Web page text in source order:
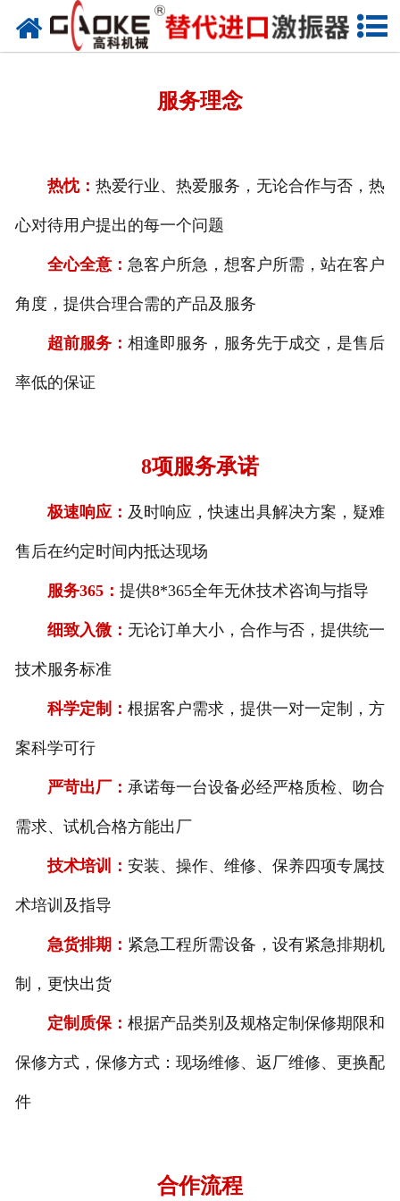
首页
服务理念
热忱： 热爱行业、热爱服务，无论合作与否，热
心对待用户提出的每一个问题
全心全意： 急客户所急，想客户所需，站在客户
角度，提供合理合需的产品及服务
超前服务： 相逢即服务，服务先于成交，是售后
率低的保证
8项服务承诺
极速响应： 及时响应，快速出具解决方案，疑难
售后在约定时间内抵达现场
服务365： 提供8*365全年无休技术咨询与指导
细致入微： 无论订单大小，合作与否，提供统一
技术服务标准
科学定制： 根据客户需求，提供一对一定制，方
案科学可行
严苛出厂： 承诺每一台设备必经严格质检、吻合
需求、试机合格方能出厂
技术培训： 安装、操作、维修、保养四项专属技
术培训及指导
急货排期： 紧急工程所需设备，设有紧急排期机
制，更快出货
定制质保： 根据产品类别及规格定制保修期限和
保修方式，保修方式：现场维修、返厂维修、更换配
件
合作流程